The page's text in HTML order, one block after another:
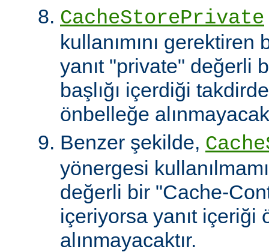
CacheStorePrivate
kullanımını gerektiren
yanıt "private" değerli
başlığı içerdiği
önbelleğe
Benzer şekilde,
yönergesi
değerli bir "Cache-
içeriyorsa yanıt içeriği
alınmayacaktır.